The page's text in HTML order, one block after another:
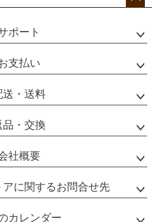
ップ
ポート
支払い
送・送料
品・交換
社概要
に関するお問合せ先
カレンダー